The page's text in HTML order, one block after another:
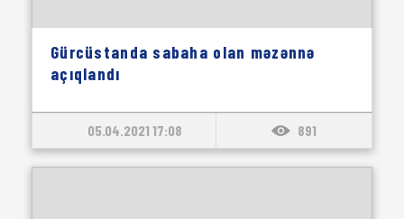
Gürcüstanda sabaha olan məzənnə
açıqlandı
05.04.2021 17:08 891